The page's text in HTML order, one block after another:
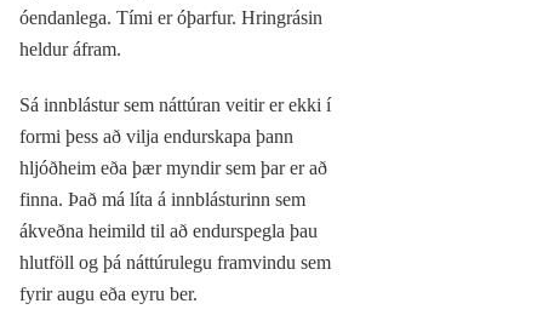
óendanlega. Tími er óþarfur. Hringrásin
heldur áfram.
Sá innblástur sem náttúran veitir er ekki í
formi þess að vilja endurskapa þann
hljóðheim eða þær myndir sem þar er að
finna. Það má líta á innblásturinn sem
ákveðna heimild til að endurspegla þau
hlutföll og þá náttúrulegu framvindu sem
fyrir augu eða eyru ber.